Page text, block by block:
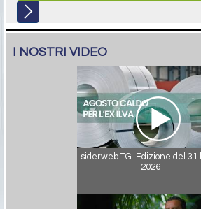
I NOSTRI VIDEO
siderweb TG. Edizione del 31
2026